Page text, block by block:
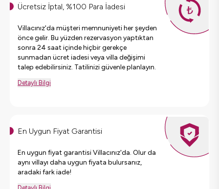
Ücretsiz İptal, %100 Para İadesi
Villacınız'da müşteri memnuniyeti her şeyden
önce gelir. Bu yüzden rezervasyon yaptıktan
sonra 24 saat içinde hiçbir gerekçe
sunmadan ücret iadesi veya villa değişimi
talep edebilirsiniz. Tatilinizi güvenle planlayın.
Detaylı Bilgi
En Uygun Fiyat Garantisi
En uygun fiyat garantisi Villacınız'da. Olur da
aynı villayı daha uygun fiyata bulursanız,
aradaki fark iade!